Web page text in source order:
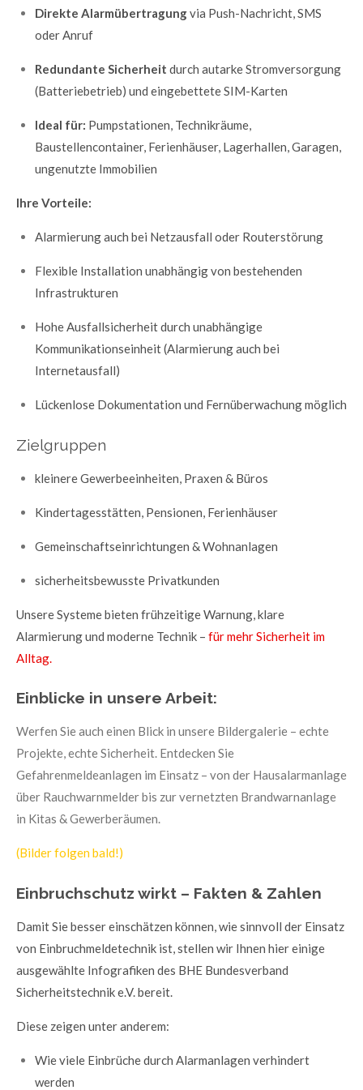
Direkte Alarmübertragungvia Push-Nachricht, SMS
oder Anruf
Redundante Sicherheit durch autarke Stromversorgung
(Batteriebetrieb) und eingebettete SIM-Karten
Ideal für: Pumpstationen, Technikräume,
Baustellencontainer, Ferienhäuser, Lagerhallen, Garagen,
ungenutzte Immobilien
Ihre Vorteile:
Alarmierung auch bei Netzausfall oder Routerstörung
Flexible Installation unabhängig von bestehenden
Infrastrukturen
Hohe Ausfallsicherheit durch unabhängige
Kommunikationseinheit (Alarmierung auch bei
Internetausfall)
Lückenlose Dokumentation und Fernüberwachung möglich
Zielgruppen
kleinere Gewerbeeinheiten, Praxen & Büros
Kindertagesstätten, Pensionen, Ferienhäuser
Gemeinschaftseinrichtungen & Wohnanlagen
sicherheitsbewusste Privatkunden
Unsere Systeme bieten frühzeitige Warnung, klare
Alarmierung und moderne Technik – für mehr Sicherheit im
Alltag.
Einblicke in unsere Arbeit:
Werfen Sie auch einen Blick in unsere Bildergalerie – echte
Projekte, echte Sicherheit. Entdecken Sie
Gefahrenmeldeanlagen im Einsatz – von der Hausalarmanlage
über Rauchwarnmelder bis zur vernetzten Brandwarnanlage
in Kitas & Gewerberäumen.
(Bilder folgen bald!)
Einbruchschutz wirkt – Fakten & Zahlen
Damit Sie besser einschätzen können, wie sinnvoll der Einsatz
von Einbruchmeldetechnik ist, stellen wir Ihnen hier einige
ausgewählte Infografiken des BHE Bundesverband
Sicherheitstechnik e.V. bereit.
Diese zeigen unter anderem:
Wie viele Einbrüche durch Alarmanlagen verhindert
werden